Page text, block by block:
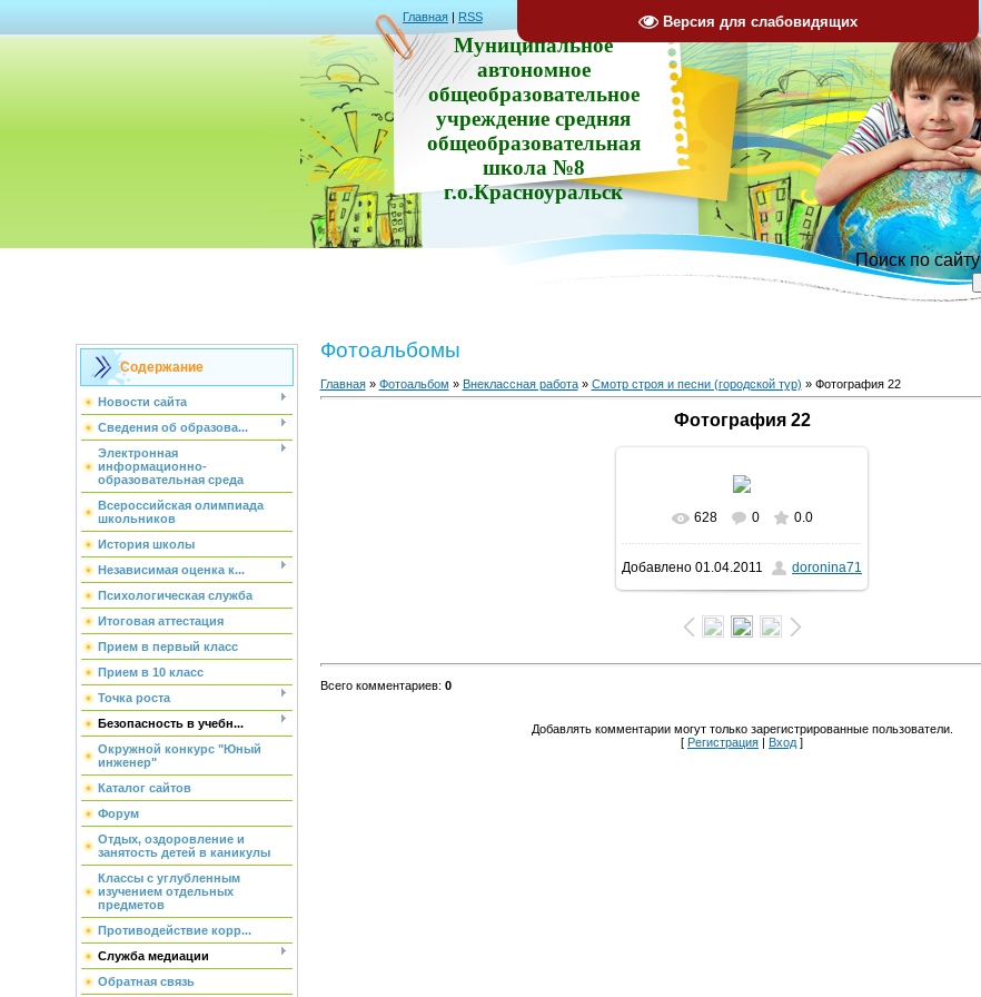
Версия для слабовидящих
Главная | RSS
Муниципальное
автономное
общеобразовательное
учреждение средняя
общеобразовательная
школа №8
г.о.Красноуральск
Поиск по сайту
Содержание
Новости сайта
Сведения об образова...
Электронная
информационно-
образовательная среда
Всероссийская олимпиада
школьников
История школы
Независимая оценка к...
Психологическая служба
Итоговая аттестация
Прием в первый класс
Прием в 10 класс
Точка роста
Безопасность в учебн...
Окружной конкурс "Юный
инженер"
Каталог сайтов
Форум
Отдых, оздоровление и
занятость детей в каникулы
Классы с углубленным
изучением отдельных
предметов
Противодействие корр...
Служба медиации
Обратная связь
Фотоальбомы
Главная» Фотоальбом » Внеклассная работа» Смотр строя и песни (городской тур) » Фотография 22
Фотография 22
В реальном размере 640x480
50.3Kb
628 0 0.0
Добавлено 01.04.2011 doronina71
Всего комментариев: 0
Добавлять комментарии могут только зарегистрированные пользователи.
[ Регистрация | Вход ]